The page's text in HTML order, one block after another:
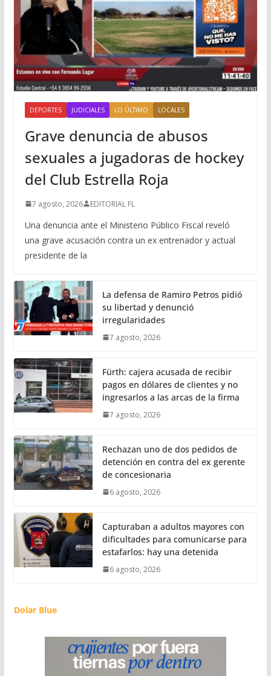
DEPORTES JUDICIALES LO ÚLTIMO LOCALES
Grave denuncia de abusos
sexuales a jugadoras de hockey
del Club Estrella Roja
7 agosto, 2026 EDITORIAL FL
Una denuncia ante el Ministerio Público Fiscal reveló
una grave acusación contra un ex entrenador y actual
presidente de la
La defensa de Ramiro Petros pidió
su libertad y denunció
irregularidades
7 agosto, 2026
Fürth: cajera acusada de recibir
pagos en dólares de clientes y no
ingresarlos a las arcas de la firma
7 agosto, 2026
Rechazan uno de dos pedidos de
detención en contra del ex gerente
de concesionaria
6 agosto, 2026
Capturaban a adultos mayores con
dificultades para comunicarse para
estafarlos: hay una detenida
6 agosto, 2026
Dolar Blue